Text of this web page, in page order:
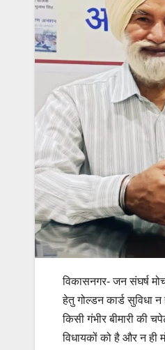
विकासनगर- जन संघर्ष
हेतु गोल्डन कार्ड सुविधा
किसी गंभीर बीमारी की
विधायकों को है और न ही